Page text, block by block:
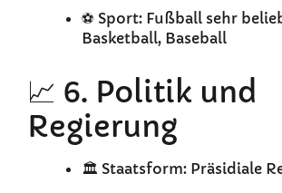
⚽ Sport: Fußball sehr
Basketball, Baseball
📈 6. Politik und
Regierung
🏛️ Staatsform: Präsidiale